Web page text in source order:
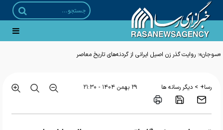
«سوجان»؛ روایت گذر زن اصیل ایرانی از گردنه‌های تاریخ معاصر
رسا+ > دیگر رسانه ها ۲۹ بهمن ۱۴۰۴ - ۲۱:۳۰